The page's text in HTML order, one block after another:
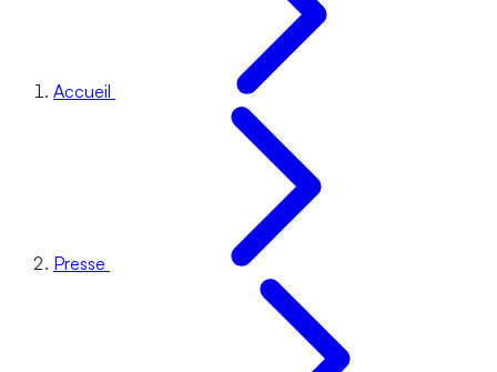
Accueil
Presse